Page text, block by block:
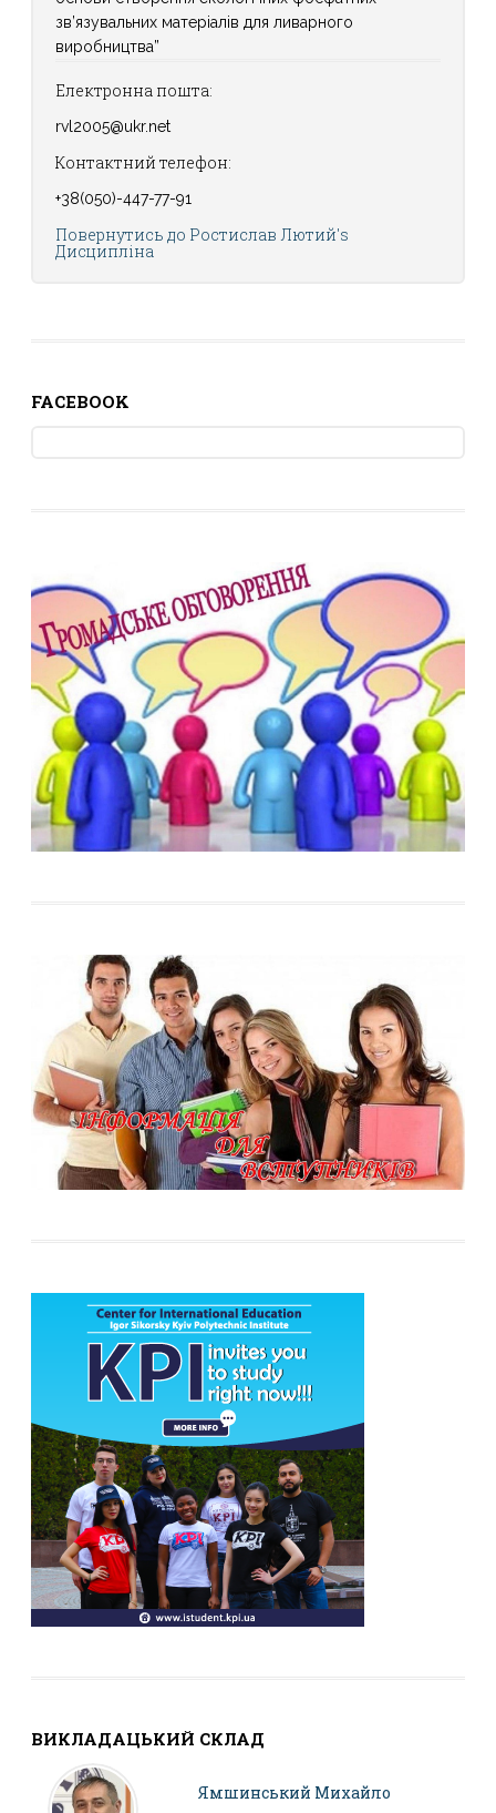
зв’язувальних матеріалів для ливарного
виробництва”
Електронна пошта:
rvl2005@ukr.net
Контактний телефон:
+38(050)-447-77-91
Повернутись до Ростислав Лютий's
Дисципліна
FACEBOOK
ВИКЛАДАЦЬКИЙ СКЛАД
Ямшинський Михайло